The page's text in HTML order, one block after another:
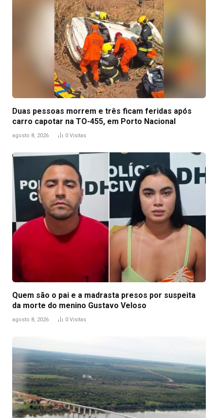
Duas pessoas morrem e três ficam feridas após
carro capotar na TO-455, em Porto Nacional
agosto 8, 2026 0 Visitas
Quem são o pai e a madrasta presos por suspeita
da morte do menino Gustavo Veloso
agosto 8, 2026 0 Visitas